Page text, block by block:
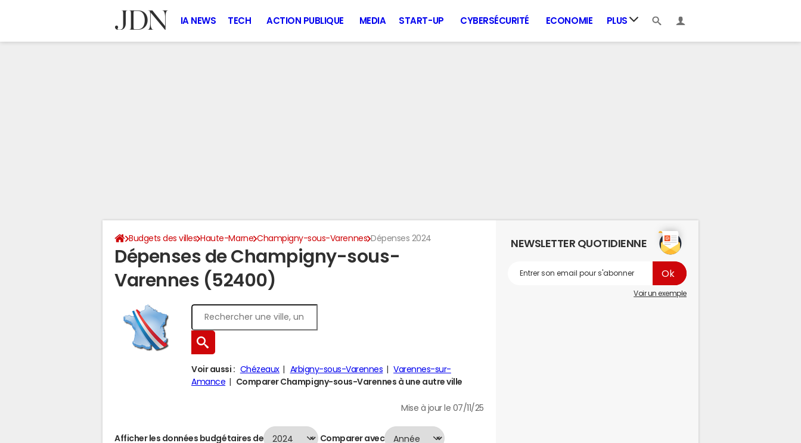
IA NEWS TECH ACTION PUBLIQUE MEDIA START-UP CYBERSÉCURITÉ ECONOMIE PLUS
Budgets des villes Haute-Marne Champigny-sous-Varennes Dépenses 2024
Dépenses de Champigny-sous-
Varennes (52400)
Voir aussi : Chézeaux Arbigny-sous-Varennes
Varennes-sur-
Amance
Comparer Champigny-sous-Varennes à une autre ville
Mise à jour le 07/11/25
Afficher les données budgétaires de Comparer avec
NEWSLETTER QUOTIDIENNE
Voir un exemple